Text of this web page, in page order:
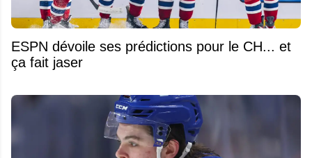
ESPN dévoile ses prédictions pour le CH... et
ça fait jaser